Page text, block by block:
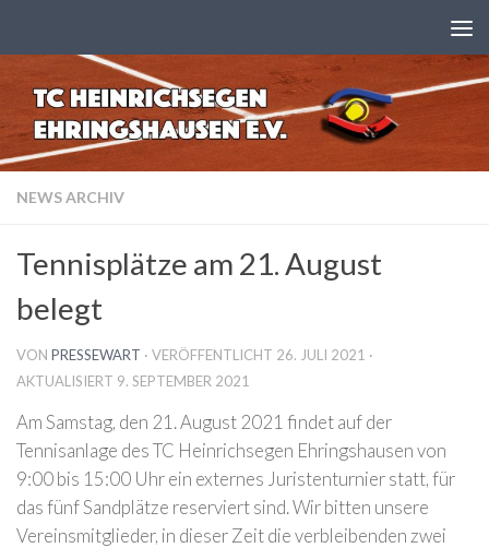
NEWS ARCHIV
Tennisplätze am 21. August
belegt
VON PRESSEWART · VERÖFFENTLICHT 26. JULI 2021 ·
AKTUALISIERT 9. SEPTEMBER 2021
Am Samstag, den 21. August 2021 findet auf der
Tennisanlage des TC Heinrichsegen Ehringshausen von
9:00 bis 15:00 Uhr ein externes Juristenturnier statt, für
das fünf Sandplätze reserviert sind. Wir bitten unsere
Vereinsmitglieder, in dieser Zeit die verbleibenden zwei